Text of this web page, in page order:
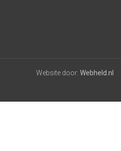
Website door: Webheld.nl